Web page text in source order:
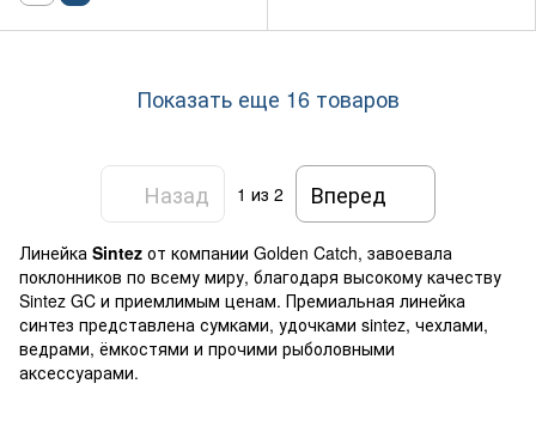
Показать еще 16 товаров
Назад 1 из 2 Вперед
Линейка Sintez от компании Golden Catch, завоевала
поклонников по всему миру, благодаря высокому качеству
Sintez GC и приемлимым ценам. Премиальная линейка
синтез представлена сумками, удочками sintez, чехлами,
ведрами, ёмкостями и прочими рыболовными
аксессуарами.